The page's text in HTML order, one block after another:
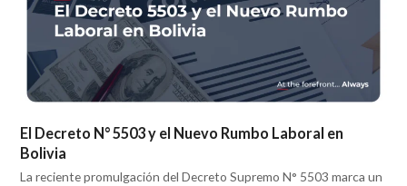
El Decreto N° 5503 y el Nuevo Rumbo Laboral en
Bolivia
La reciente promulgación del Decreto Supremo N° 5503 marca un